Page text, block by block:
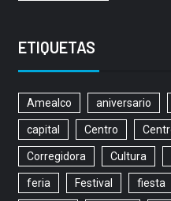
ETIQUETAS
Amealco aniversario
capital Centro
Corregidora Cultura
feria Festival fiesta